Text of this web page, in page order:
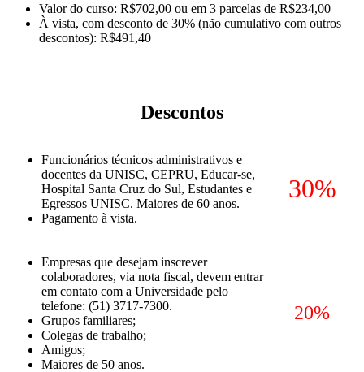
Valor do curso: R$702,00 ou em 3 parcelas de R$234,00
À vista, com desconto de 30% (não cumulativo com outros
descontos): R$491,40
Descontos
Funcionários técnicos administrativos e
docentes da UNISC, CEPRU, Educar-se,
Hospital Santa Cruz do Sul, Estudantes e
Egressos UNISC. Maiores de 60 anos.
Pagamento à vista.
30%
Empresas que desejam inscrever
colaboradores, via nota fiscal, devem entrar
em contato com a Universidade pelo
telefone: (51) 3717-7300.
Grupos familiares;
Colegas de trabalho;
Amigos;
Maiores de 50 anos.
20%